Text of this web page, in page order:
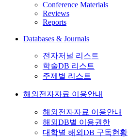
Conference Materials
Reviews
Reports
Databases & Journals
전자저널 리스트
학술DB 리스트
주제별 리스트
해외전자자료 이용안내
해외전자자료 이용안내
해외DB별 이용권한
대학별 해외DB 구독현황